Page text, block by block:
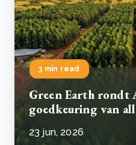
3 min read
Green Earth rondt
goedkeuring van
23 jun, 2026